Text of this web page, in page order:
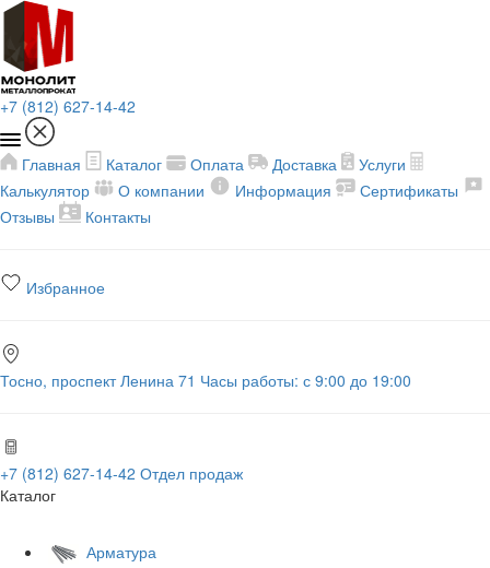
+7 (812) 627-14-42
Главная Каталог Оплата Доставка
Услуги
Калькулятор
О компании Информация
Сертификаты
Отзывы
Контакты
Избранное
Тосно, проспект Ленина 71 Часы работы: с 9:00 до 19:00
+7 (812) 627-14-42 Отдел продаж
Каталог
Арматура